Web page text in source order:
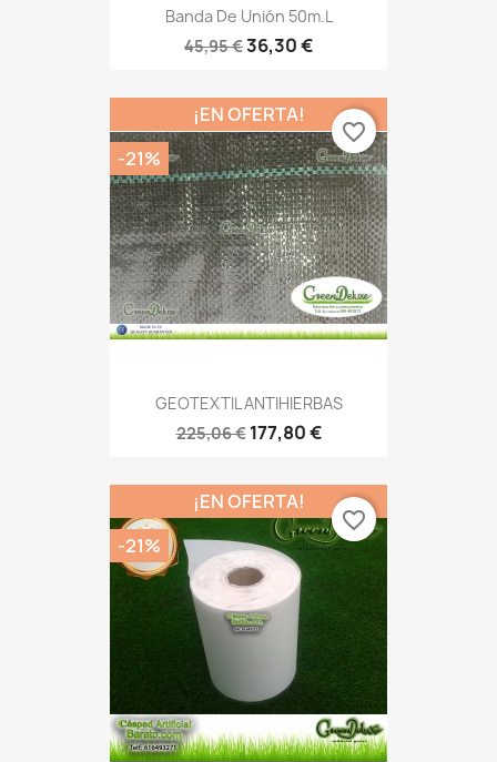
Banda De Unión 50m.l
45,95 €36,30 €
GEOTEXTIL ANTIHIERBAS
225,06 € 177,80 €
¡EN OFERTA!
-21%
favorite_border
¡EN OFERTA!
-21%
favorite_border